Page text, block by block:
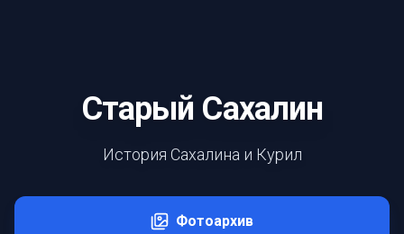
Старый Сахалин
История Сахалина и Курил
Фотоархив